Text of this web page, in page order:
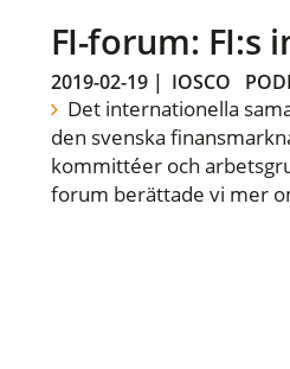
FI-forum: FI:s
2019-02-19| IOSCO
Det internationella
den svenska
kommittéer och
forum berättade vi mer